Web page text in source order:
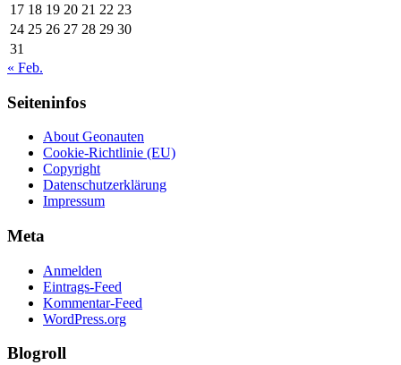
17 18 19 20 21 22 23
24 25 26 27 28 29 30
31
« Feb.
Seiteninfos
About Geonauten
Cookie-Richtlinie (EU)
Copyright
Datenschutzerklärung
Impressum
Meta
Anmelden
Eintrags-Feed
Kommentar-Feed
WordPress.org
Blogroll